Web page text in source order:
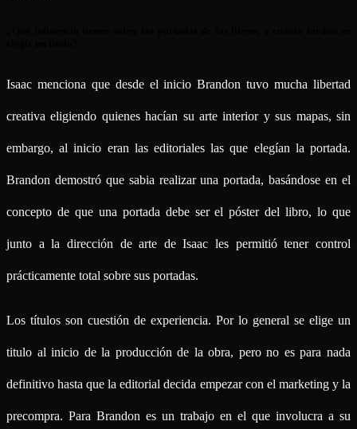
Isaac menciona que desde el inicio Brandon tuvo mucha libertad
creativa eligiendo quienes hacían su arte interior y sus mapas, sin
embargo, al inicio eran las editoriales las que elegían la portada.
Brandon demostró que sabia realizar una portada, basándose en el
concepto de que una portada debe ser el póster del libro, lo que
junto a la dirección de arte de Isaac les permitió tener control
prácticamente total sobre sus portadas.
Los títulos son cuestión de experiencia. Por lo general se elige un
titulo al inicio de la producción de la obra, pero no es para nada
definitivo hasta que la editorial decida empezar con el marketing y la
precompra. Para Brandon es un trabajo en el que involucra a su